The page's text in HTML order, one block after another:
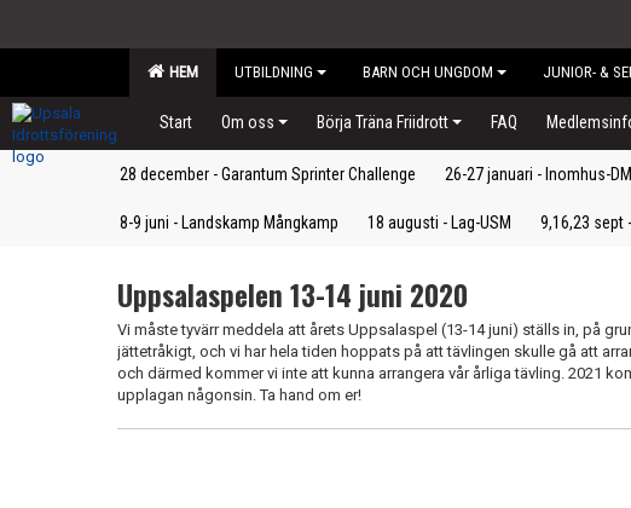
HEM UTBILDNING BARN OCH UNGDOM JUNIOR- &
Start Om oss Börja Träna Friidrott FAQ
28 december - Garantum Sprinter Challenge 26-27 januari - Inomhus-DM
8-9 juni - Landskamp Mångkamp 18 augusti - Lag-USM 9,16,23 sept
Uppsalaspelen 13-14 juni 2020
Vi måste tyvärr meddela att årets Uppsalaspel (13-14 juni) ställs in, på
jättetråkigt, och vi har hela tiden hoppats på att tävlingen skulle gå att
och därmed kommer vi inte att kunna arrangera vår årliga tävling. 2021
upplagan någonsin. Ta hand om er!